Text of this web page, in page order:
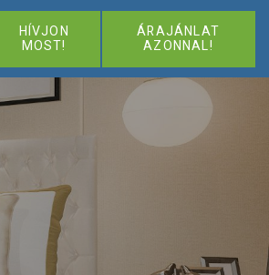
HÍVJON
MOST!
ÁRAJÁNLAT
AZONNAL!